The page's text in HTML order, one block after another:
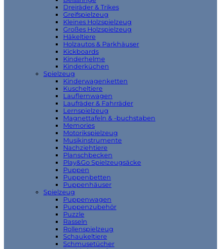
Dreiräder & Trikes
Greifspielzeug
Kleines Holzspielzeug
Großes Holzspielzeug
Häkeltiere
Holzautos & Parkhäuser
Kickboards
Kinderhelme
Kinderküchen
Spielzeug
Kinderwagenketten
Kuscheltiere
Lauflernwagen
Laufräder & Fahrräder
Lernspielzeug
Magnettafeln & -buchstaben
Memories
Motorikspielzeug
Musikinstrumente
Nachziehtiere
Planschbecken
Play&Go Spielzeugsäcke
Puppen
Puppenbetten
Puppenhäuser
Spielzeug
Puppenwagen
Puppenzubehör
Puzzle
Rasseln
Rollenspielzeug
Schaukeltiere
Schmusetücher